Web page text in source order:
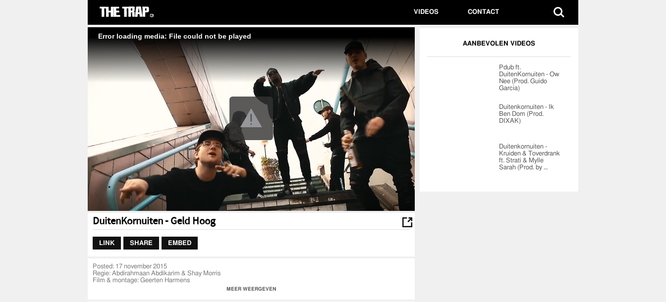
VIDEOS CONTACT
Error loading media: File could not be played
AANBEVOLEN VIDEOS
Pdub ft.
DuitenKornuiten - Ow
Nee (Prod. Guido
Garcia)
Duitenkornuiten - Ik
Ben Dom (Prod.
DIXAK)
Duitenkornuiten -
Kruiden & Toverdrank
ft. Strati & Mylle
Sarah (Prod. by …
DuitenKornuiten - Geld Hoog
LINK SHARE EMBED
Posted: 17 november 2015
Regie: Abdirahmaan Abdikarim & Shay Morris
Film & montage: Geerten Harmens
MEER WEERGEVEN